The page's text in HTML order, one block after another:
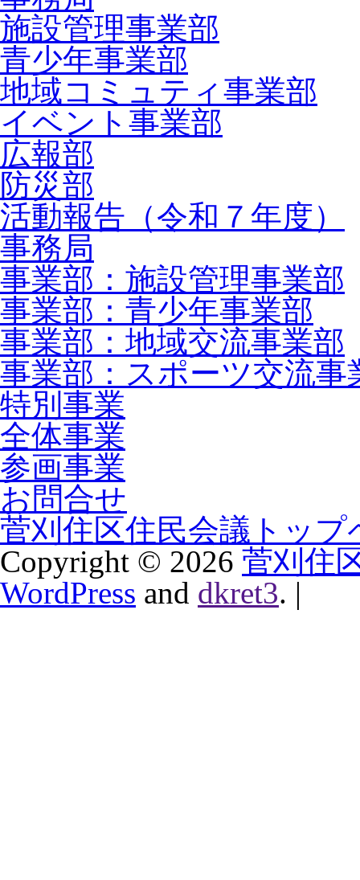
施設管理事業部
青少年事業部
地域コミュティ事業部
イベント事業部
広報部
防災部
活動報告（令和７年度）
事務局
事業部：施設管理事業部
事業部：青少年事業部
事業部：地域交流事業部
事業部：スポーツ交流事
特別事業
全体事業
参画事業
お問合せ
菅刈住区住民会議トップ
Copyright © 2026 菅刈住
WordPress and dkret3. |